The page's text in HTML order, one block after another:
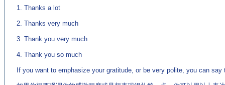
1. Thanks a lot
2. Thanks very much
3. Thank you very much
4. Thank you so much
If you want to emphasize your gratitude, or be very polite, you can